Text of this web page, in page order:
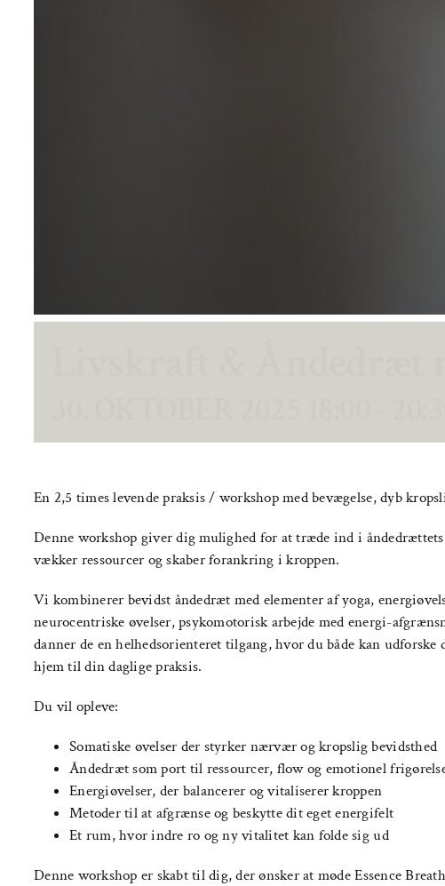
En 2,5 times levende praksis / workshop med bevægelse, dyb
Denne workshop giver dig mulighed for at træde ind i
vækker ressourcer og skaber forankring i kroppen.
Vi kombinerer bevidst åndedræt med elementer af yoga,
neurocentriske øvelser, psykomotorisk arbejde med energi-
danner de en helhedsorienteret tilgang, hvor du både kan udforske
hjem til din daglige praksis.
Du vil opleve:
Somatiske øvelser der styrker nærvær og kropslig bevidsthed
Åndedræt som port til ressourcer, flow og emotionel
Energiøvelser, der balancerer og vitaliserer kroppen
Metoder til at afgrænse og beskytte dit eget energi­felt
Et rum, hvor indre ro og ny vitalitet kan folde sig ud
Denne workshop er skabt til dig, der ønsker at møde Essence